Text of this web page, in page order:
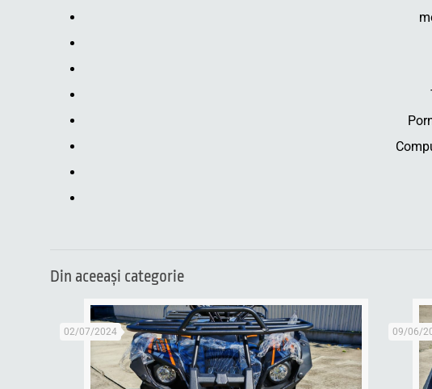
Din aceeaşi categorie
02/07/2024 09/06/